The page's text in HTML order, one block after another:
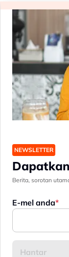
NEWSLETTER
Berita, sorotan
E-mel anda